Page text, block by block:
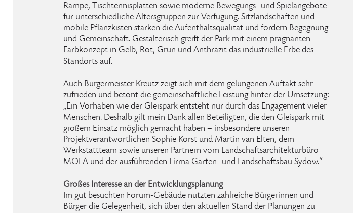
Rampe, Tischtennisplatten sowie moderne Bewegungs- und Spielangebote
für unterschiedliche Altersgruppen zur Verfügung. Sitzlandschaften und
mobile Pflanzkisten stärken die Aufenthaltsqualität und fördern Begegnung
und Gemeinschaft. Gestalterisch greift der Park mit einem prägnanten
Farbkonzept in Gelb, Rot, Grün und Anthrazit das industrielle Erbe des
Standorts auf.
Auch Bürgermeister Kreutz zeigt sich mit dem gelungenen Auftakt sehr
zufrieden und betont die gemeinschaftliche Leistung hinter der Umsetzung:
„Ein Vorhaben wie der Gleispark entsteht nur durch das Engagement vieler
Menschen. Deshalb gilt mein Dank allen Beteiligten, die den Gleispark mit
großem Einsatz möglich gemacht haben – insbesondere unseren
Projektverantwortlichen Sophie Korst und Martin van Elten, dem
Werkstattteam sowie unseren Partnern vom Landschaftsarchitekturbüro
MOLA und der ausführenden Firma Garten- und Landschaftsbau Sydow.“
Großes Interesse an der Entwicklungsplanung
Im gut besuchten Forum-Gebäude nutzten zahlreiche Bürgerinnen und
Bürger die Gelegenheit, sich über den aktuellen Stand der Planungen zu